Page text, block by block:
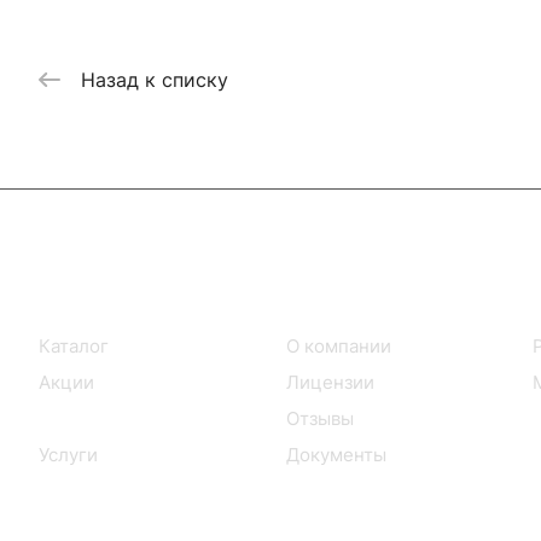
Назад к списку
Каталог
Акции
Услуги
О компании
Лицензии
Отзывы
Документы